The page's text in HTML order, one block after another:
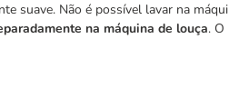
suave. Não é possível lavar na
na máquina de louça. O